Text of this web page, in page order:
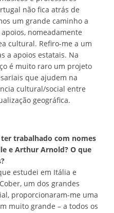
não fica atrás de
um grande caminho a
nomeadamente
cultural. Refiro-me a um
a apoios estatais. Na
é muito raro um projeto
que ajudem na
cultural/social entre
geográfica.
trabalhado com nomes
e Arthur Arnold? O que
estudei em Itália e
um dos grandes
proporcionaram-me uma
muito grande – a todos os